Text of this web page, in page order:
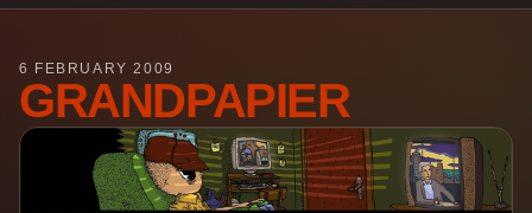
6 FEBRUARY 2009
GRANDPAPIER